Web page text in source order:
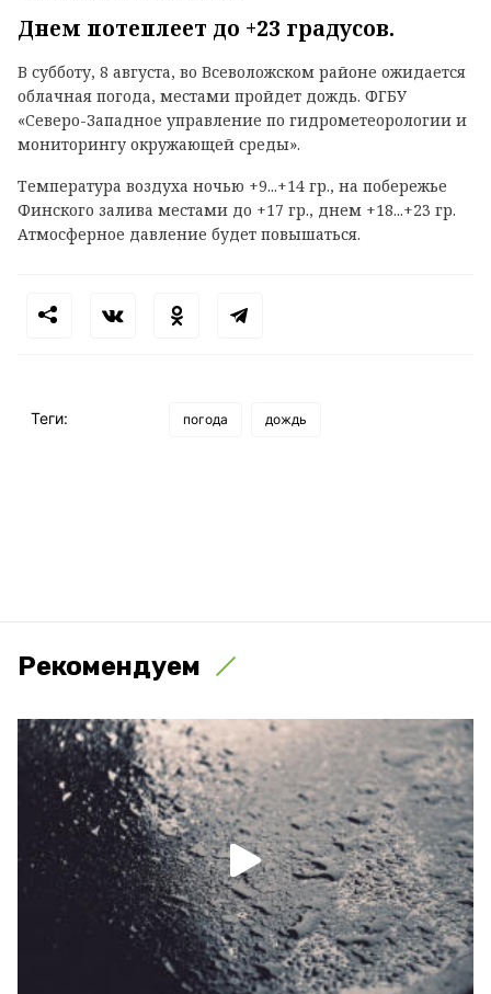
Днем потеплеет до +23 градусов.
В субботу, 8 августа, во Всеволожском районе ожидается
облачная погода, местами пройдет дождь. ФГБУ
«Северо-Западное управление по гидрометеорологии и
мониторингу окружающей среды».
Температура воздуха ночью +9...+14 гр., на побережье
Финского залива местами до +17 гр., днем +18...+23 гр.
Атмосферное давление будет повышаться.
Теги: погода дождь
Рекомендуем